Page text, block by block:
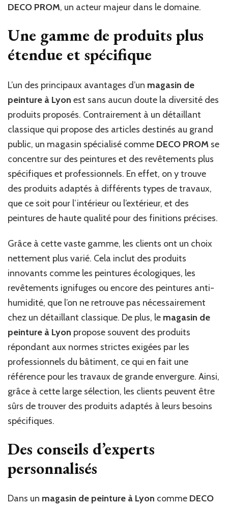
classique
de
?
DECO PROM, un acteur majeur dans le domaine.
Une gamme de produits plus
étendue et spécifique
L’un des principaux avantages d’un magasin de
peinture à Lyon est sans aucun doute la diversité des
produits proposés. Contrairement à un détaillant
classique qui propose des articles destinés au grand
public, un magasin spécialisé comme DECO PROM se
concentre sur des peintures et des revêtements plus
spécifiques et professionnels. En effet, on y trouve
des produits adaptés à différents types de travaux,
que ce soit pour l’intérieur ou l’extérieur, et des
peintures de haute qualité pour des finitions précises.
Grâce à cette vaste gamme, les clients ont un choix
nettement plus varié. Cela inclut des produits
innovants comme les peintures écologiques, les
revêtements ignifuges ou encore des peintures anti-
humidité, que l’on ne retrouve pas nécessairement
chez un détaillant classique. De plus, le magasin de
peinture à Lyon propose souvent des produits
répondant aux normes strictes exigées par les
professionnels du bâtiment, ce qui en fait une
référence pour les travaux de grande envergure. Ainsi,
grâce à cette large sélection, les clients peuvent être
sûrs de trouver des produits adaptés à leurs besoins
spécifiques.
Des conseils d’experts
personnalisés
Dans un magasin de peinture à Lyon comme DECO